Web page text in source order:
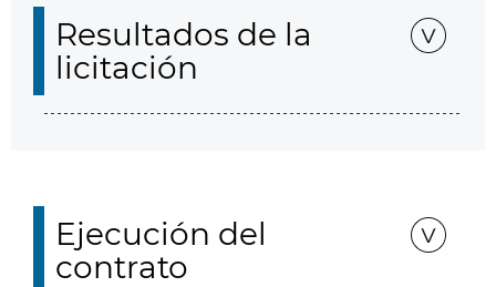
Resultados de la
licitación
Ejecución del
contrato